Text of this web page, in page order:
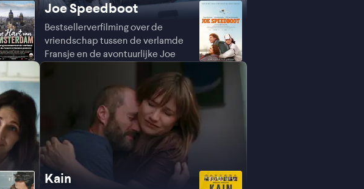
Joe Speedboot
Bestsellerverfilming over de
vriendschap tussen de verlamde
Fransje en de avontuurlijke Joe
Kain